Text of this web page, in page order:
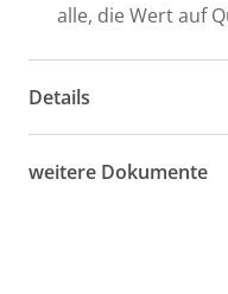
alle, die Wert auf
Details
weitere Dokumente